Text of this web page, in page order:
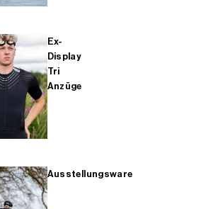
Ex-
Display
Tri
Anzüge
Ausstellungsware